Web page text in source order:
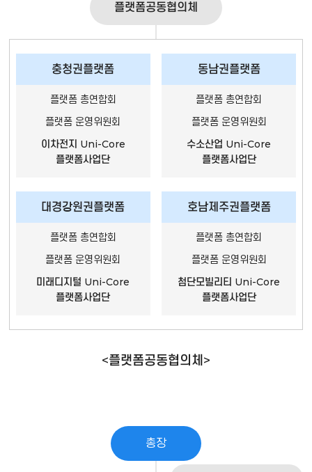
플랫폼공동협의체
충청권플랫폼
플랫폼 총연합회
플랫폼 운영위원회
이차전지 Uni-Core
플랫폼사업단
동남권플랫폼
플랫폼 총연합회
플랫폼 운영위원회
수소산업 Uni-Core
플랫폼사업단
대경강원권플랫폼
플랫폼 총연합회
플랫폼 운영위원회
미래디지털 Uni-Core
플랫폼사업단
호남제주권플랫폼
플랫폼 총연합회
플랫폼 운영위원회
첨단모빌리티 Uni-Core
플랫폼사업단
<플랫폼공동협의체>
총장